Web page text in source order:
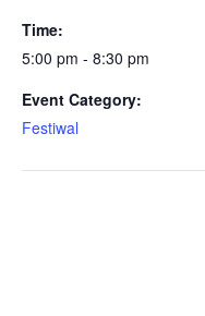
Time:
5:00 pm - 8:30 pm
Event Category:
Festiwal